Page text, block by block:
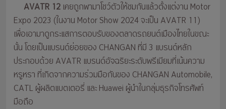
AVATR 12 เคยถูกพามาโชว์ตัวให้ชมกันแล้วตั้งแต่งาน Motor
Expo 2023 (ในงาน Motor Show 2024 จะเป็น AVATR 11)
เพื่อเอามาดูกระแสการตอบรับของตลาดรถยนต์เมืองไทยในขณะ
นั้น โดยเป็นแบรนด์ย่อยของ CHANGAN ที่มี 3 แบรนด์หลัก
ประกอบด้วย AVATR แบรนด์อัจฉริยะระดับพรีเมียมที่เน้นความ
หรูหรา ที่เกิดจากความร่วมมือกันของ CHANGAN Automobile,
CATL ผู้ผลิตแบตเตอรี่ และ Huawei ผู้นำในกลุ่มธุรกิจโทรศัพท์
มือถือ